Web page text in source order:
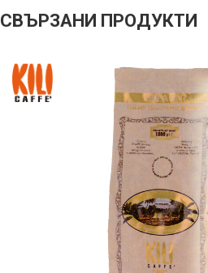
СВЪРЗАНИ ПРОДУКТИ